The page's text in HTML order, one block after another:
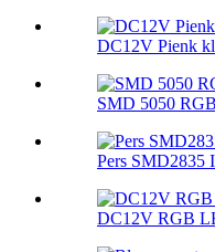
DC12V Pienk
SMD 5050
Pers SMD2835
DC12V RGB